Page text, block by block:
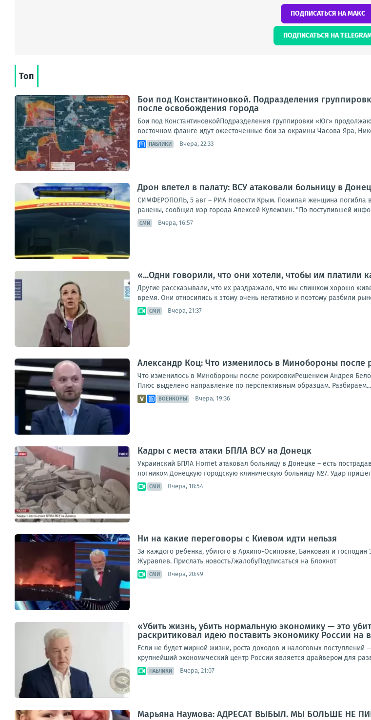
ПОДПИСАТЬСЯ НА МАКС
ПОДПИСАТЬСЯ НА
Топ
Бои под Константиновкой. Подразделения
после освобождения города
Бои под КонстантиновкойПодразделения группировки «Юг»
восточном фланге идут ожесточенные бои за окраины Часова Яра,
ПАБЛИКИ Вчера, 22:33
Дрон влетел в палату: ВСУ атаковали больницу в
СИМФЕРОПОЛЬ, 5 авг – РИА Новости Крым. Пожилая женщина погибла
ранены, сообщил мэр города Алексей Кулемзин. "По поступившей
СМИ Вчера, 16:57
«...Одни говорили, что они хотели, чтобы им платили
Другие рассказывали, что их раздражало, что мы слишком хорошо
время. Они относились к этому очень негативно и поэтому разбили
СМИ Вчера, 21:37
Александр Коц: Что изменилось в Минобороны после
Что изменилось в Минобороны после рокировкиРешением Андрея
Плюс выделено направление по перспективным образцам. Разбираем...
ВОЕНКОРЫ Вчера, 19:36
Кадры с места атаки БПЛА ВСУ на Донецк
Укра­ин­ский БПЛА Hornet ата­ко­вал боль­ни­цу в Донец­ке – есть
лот­ни­ком Донец­кую город­скую кли­ни­че­скую боль­ни­цу №7. Удар
СМИ Вчера, 18:54
Ни на какие переговоры с Киевом идти нельзя
За каждого ребенка, убитого в Архипо-Осиповке, Банковая и
Журавлев. Прислать новость/жалобуПодписаться на Блокнот
СМИ Вчера, 20:49
«Убить жизнь, убить нормальную экономику — это
раскритиковал идею поставить экономику России на
Если не будет мирной жизни, роста доходов и налоговых
крупнейший экономический центр России является драйвером для
ПАБЛИКИ Вчера, 21:07
Марьяна Наумова: АДРЕСАТ ВЫБЫЛ. МЫ БОЛЬШЕ НЕ